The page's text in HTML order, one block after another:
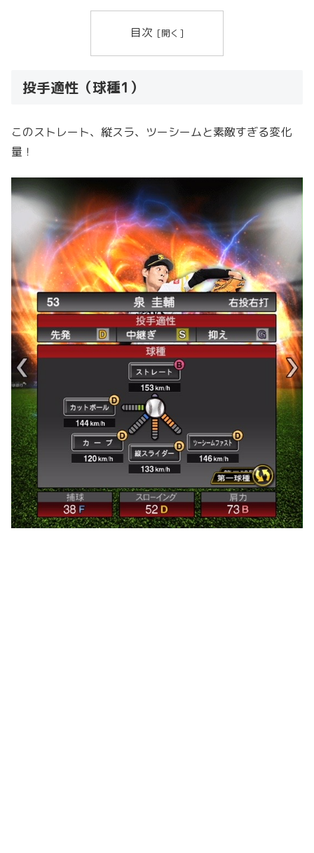
目次
投手適性（球種1）
このストレート、縦スラ、ツーシームと素敵すぎる変化
量！